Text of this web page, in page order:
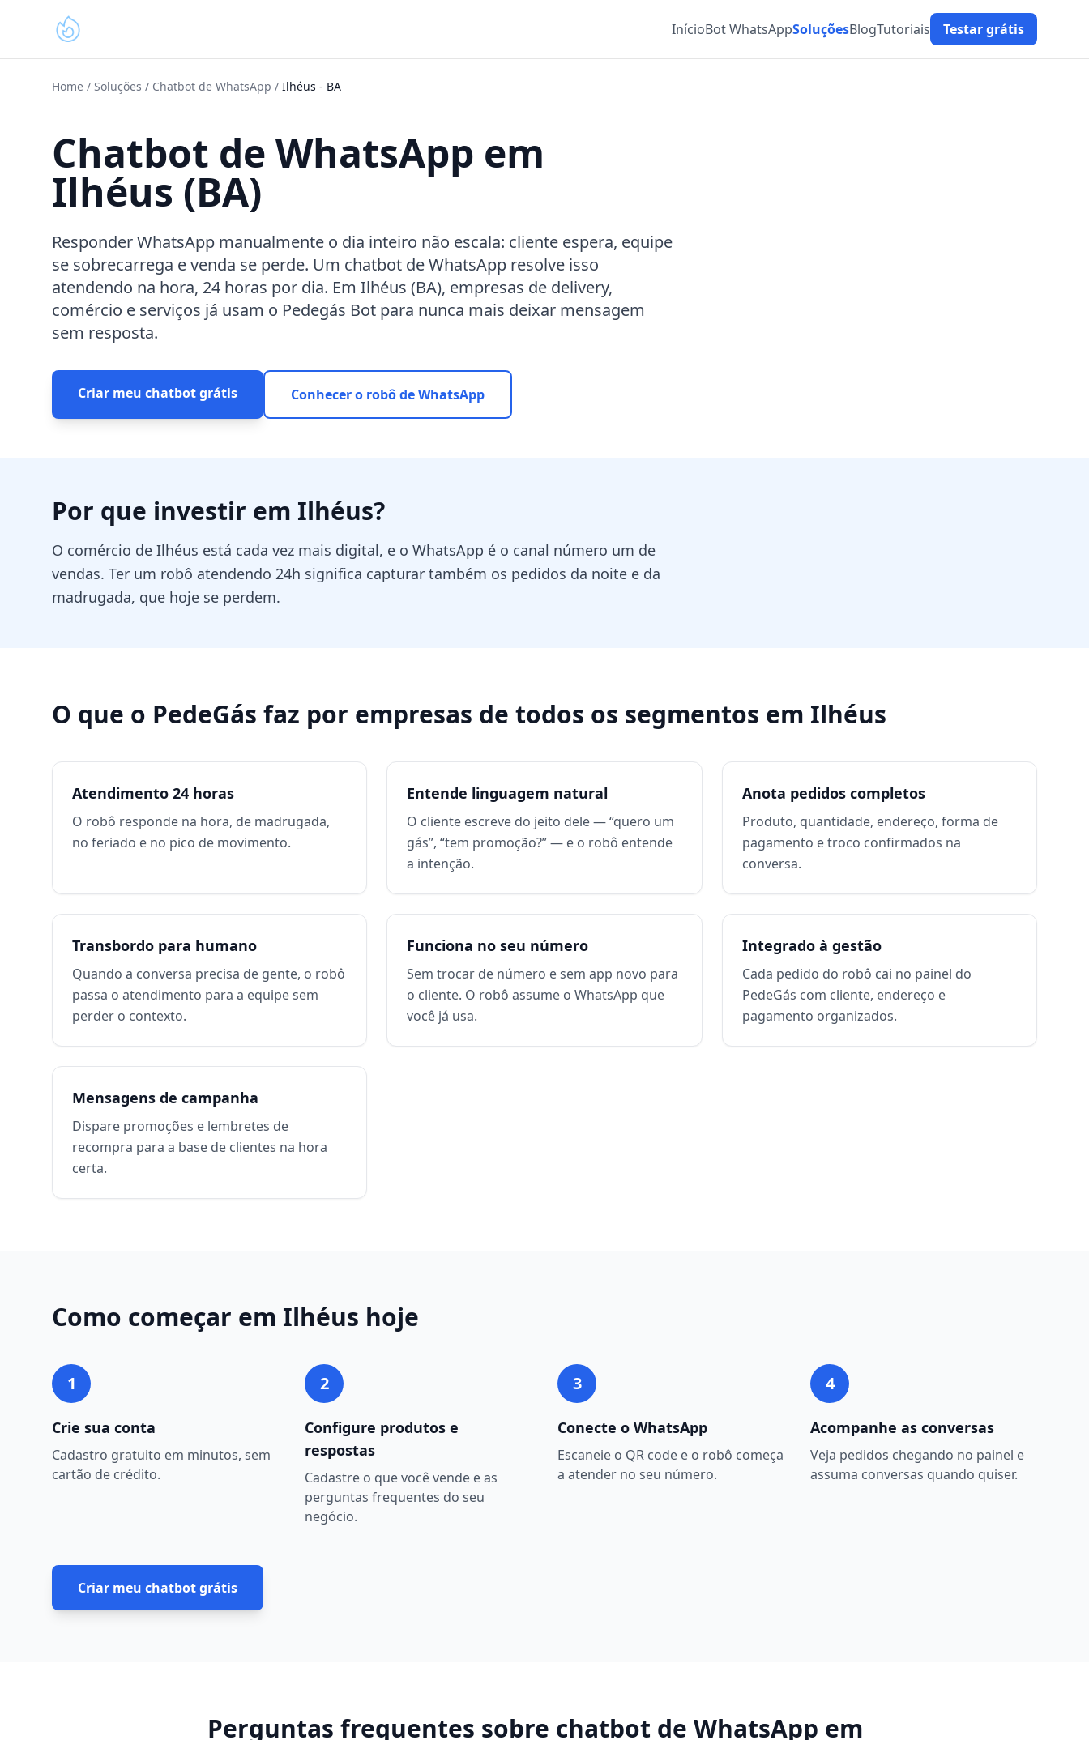
InícioBot WhatsAppSoluçõesBlogTutoriais Testar grátis
Home / Soluções / Chatbot de WhatsApp / Ilhéus - BA
Chatbot de WhatsApp em
Ilhéus (BA)
Responder WhatsApp manualmente o dia inteiro não escala: cliente espera, equipe
se sobrecarrega e venda se perde. Um chatbot de WhatsApp resolve isso
atendendo na hora, 24 horas por dia. Em Ilhéus (BA), empresas de delivery,
comércio e serviços já usam o Pedegás Bot para nunca mais deixar mensagem
sem resposta.
Criar meu chatbot grátis Conhecer o robô de WhatsApp
Por que investir em Ilhéus?
O comércio de Ilhéus está cada vez mais digital, e o WhatsApp é o canal número um de
vendas. Ter um robô atendendo 24h significa capturar também os pedidos da noite e da
madrugada, que hoje se perdem.
O que o PedeGás faz por empresas de todos os segmentos em Ilhéus
Atendimento 24 horas
O robô responde na hora, de madrugada,
no feriado e no pico de movimento.
Entende linguagem natural
O cliente escreve do jeito dele — “quero um
gás”, “tem promoção?” — e o robô entende
a intenção.
Anota pedidos completos
Produto, quantidade, endereço, forma de
pagamento e troco confirmados na
conversa.
Transbordo para humano
Quando a conversa precisa de gente, o robô
passa o atendimento para a equipe sem
perder o contexto.
Funciona no seu número
Sem trocar de número e sem app novo para
o cliente. O robô assume o WhatsApp que
você já usa.
Integrado à gestão
Cada pedido do robô cai no painel do
PedeGás com cliente, endereço e
pagamento organizados.
Mensagens de campanha
Dispare promoções e lembretes de
recompra para a base de clientes na hora
certa.
Como começar em Ilhéus hoje
1
Crie sua conta
Cadastro gratuito em minutos, sem
cartão de crédito.
2
Configure produtos e
respostas
Cadastre o que você vende e as
perguntas frequentes do seu
negócio.
3
Conecte o WhatsApp
Escaneie o QR code e o robô começa
a atender no seu número.
4
Acompanhe as conversas
Veja pedidos chegando no painel e
assuma conversas quando quiser.
Criar meu chatbot grátis
Perguntas frequentes sobre chatbot de WhatsApp em